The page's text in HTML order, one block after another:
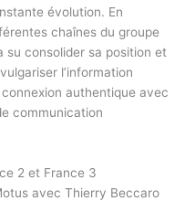
évolution. En
chaînes du groupe
su consolider sa position et
l’information
authentique avec
communication
2 et France 3
avec Thierry Beccaro